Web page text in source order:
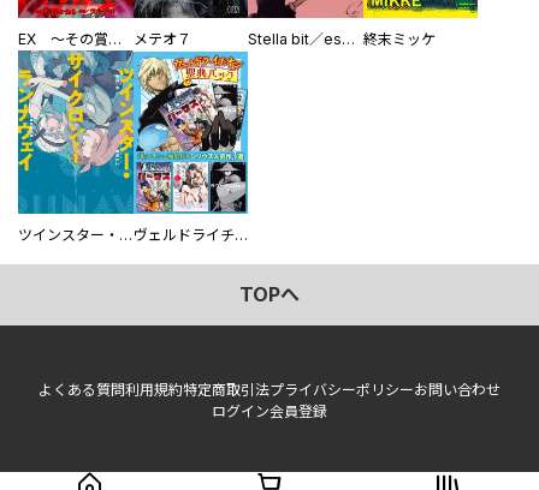
EX ～その賞金稼ぎは、世界の出口を探す～【単行本版】 メテオ７ Stella bit／es【単話版】 終末ミッケ
ツインスター・サイクロン・ランナウェイ ヴェルドライチオシ聖典パック 『転スラ』ミニ画集付き シリウス人気作３選
TOPへ
よくある質問利用規約特定商取引法プライバシーポリシーお問い合わせ
ログイン会員登録